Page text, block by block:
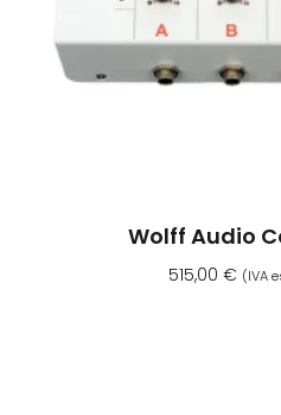
Wolff Audio
515,00 € (IVA